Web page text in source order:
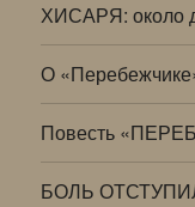
ХИСАРЯ: около
О
Повесть
БОЛЬ